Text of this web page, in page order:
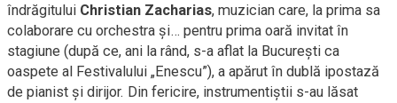
îndrăgitului Christian Zacharias, muzician care, la prima sa
colaborare cu orchestra și… pentru prima oară invitat în
stagiune (după ce, ani la rând, s-a aflat la București ca
oaspete al Festivalului „Enescu”), a apărut în dublă ipostază
de pianist și dirijor. Din fericire, instrumentiștii s-au lăsat